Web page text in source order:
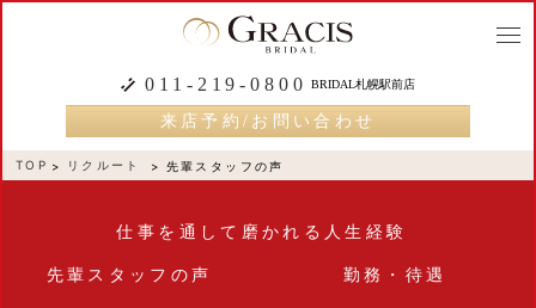
011-219-0800 BRIDAL札幌駅前店
来店予約/お問い合わせ
TOP リクルート 先輩スタッフの声
仕事を通して磨かれる人生経験
先輩スタッフの声 勤務・待遇